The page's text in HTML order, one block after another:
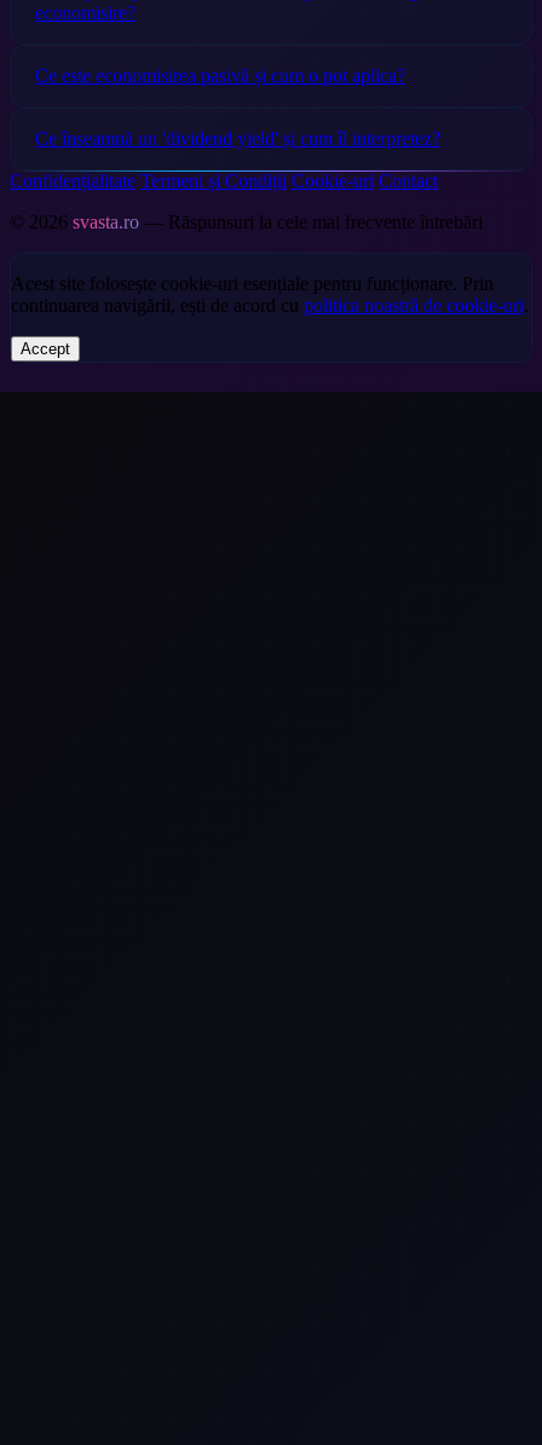
economisire?
Ce este economisirea pasivă și cum o pot aplica?
Ce înseamnă un 'dividend yield' și cum îl interpretez?
Confidențialitate Termeni și Condiții Cookie-uri Contact
© 2026 svasta.ro — Răspunsuri la cele mai frecvente întrebări
Acest site folosește cookie-uri esențiale pentru funcționare. Prin
continuarea navigării, ești de acord cu politica noastră de cookie-uri.
Accept